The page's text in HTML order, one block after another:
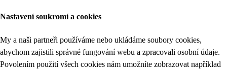
Nastavení soukromí a cookies
My a naši partneři používáme nebo ukládáme soubory cookies,
abychom zajistili správné fungování webu a zpracovali osobní údaje.
Povolením použití všech cookies nám umožníte zobrazovat například